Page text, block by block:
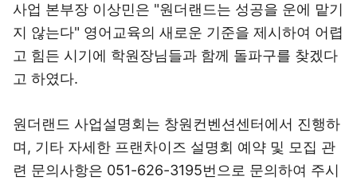
사업 본부장 이상민은 "원더랜드는 성공을 운에 맡기
지 않는다" 영어교육의 새로운 기준을 제시하여 어렵
고 힘든 시기에 학원장님들과 함께 돌파구를 찾겠다
고 하였다.
원더랜드 사업설명회는 창원컨벤션센터에서 진행하
며, 기타 자세한 프랜차이즈 설명회 예약 및 모집 관
련 문의사항은 051-626-3195번으로 문의하여 주시